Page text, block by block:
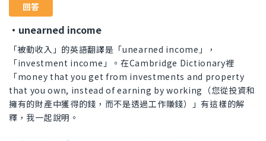
回答
・unearned income
「被動收入」的英語翻譯是「unearned income」，
「investment income」。在Cambridge Dictionary裡
「money that you get from investments and property
that you own, instead of earning by working（您從投資和
擁有的財產中獲得的錢，而不是透過工作賺錢）」有這樣的解
釋，我一起說明。